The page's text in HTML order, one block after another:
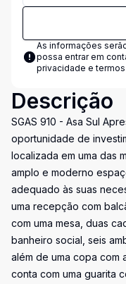
As informações
possa entrar em
privacidade e
Descrição
SGAS 910 - Asa Sul
oportunidade de
localizada em uma das
amplo e moderno
adequado às suas
uma recepção com
com uma mesa, duas
banheiro social, seis
além de uma copa com
conta com uma guarita